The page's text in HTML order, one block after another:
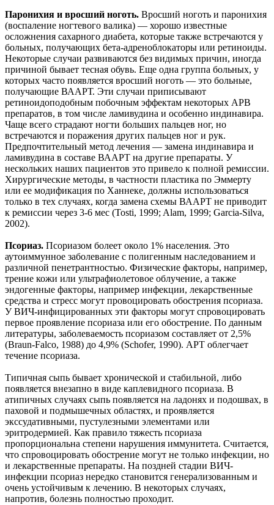
Паронихия и вросший ноготь. Вросший ноготь и паронихия
(воспаление ногтевого валика) — хорошо известные
осложнения сахарного диабета, которые также встречаются у
больных, получающих бета-адреноблокаторы или ретиноиды.
Некоторые случаи развиваются без видимых причин, иногда
причиной бывает тесная обувь. Еще одна группа больных, у
которых часто появляется вросший ноготь — это больные,
получающие ВААРТ. Эти случаи приписывают
ретиноидоподобным побочным эффектам некоторых АРВ
препаратов, в том числе ламивудина и особенно индинавира.
Чаще всего страдают ногти больших пальцев ног, но
встречаются и поражения других пальцев ног и рук.
Предпочтительный метод лечения — замена индинавира и
ламивудина в составе ВААРТ на другие препараты. У
нескольких наших пациентов это привело к полной ремиссии.
Хирургические методы, в частности пластика по Эммерту
или ее модификация по Ханнеке, должны использоваться
только в тех случаях, когда замена схемы ВААРТ не приводит
к ремиссии через 3-6 мес (Tosti, 1999; Alam, 1999; Garcia-Silva,
2002).
Псориаз. Псориазом болеет около 1% населения. Это
аутоиммунное заболевание с полигенным наследованием и
различной пенетрантностью. Физические факторы, например,
трение кожи или ультрафиолетовое облучение, а также
эндогенные факторы, например инфекции, лекарственные
средства и стресс могут провоцировать обострения псориаза.
У ВИЧ-инфицированных эти факторы могут спровоцировать
первое проявление псориаза или его обострение. По данным
литературы, заболеваемость псориазом составляет от 2,5%
(Braun-Falco, 1988) до 4,9% (Schofer, 1990). АРТ облегчает
течение псориаза.
Типичная сыпь бывает хронической и стабильной, либо
появляется внезапно в виде каплевидного псориаза. В
атипичных случаях сыпь появляется на ладонях и подошвах, в
паховой и подмышечных областях, и проявляется
экссудативными, пустулезными элементами или
эритродермией. Как правило тяжесть псориаза
пропорциональна степени нарушения иммунитета. Считается,
что спровоцировать обострение могут не только инфекции, но
и лекарственные препараты. На поздней стадии ВИЧ-
инфекции псориаз нередко становится генерализованным и
очень устойчивым к лечению. В некоторых случаях,
напротив, болезнь полностью проходит.